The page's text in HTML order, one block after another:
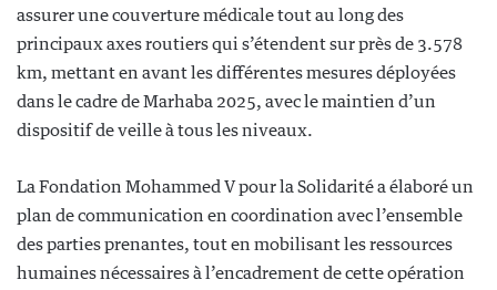
assurer une couverture médicale tout au long des
principaux axes routiers qui s’étendent sur près de 3.578
km, mettant en avant les différentes mesures déployées
dans le cadre de Marhaba 2025, avec le maintien d’un
dispositif de veille à tous les niveaux.
La Fondation Mohammed V pour la Solidarité a élaboré un
plan de communication en coordination avec l’ensemble
des parties prenantes, tout en mobilisant les ressources
humaines nécessaires à l’encadrement de cette opération